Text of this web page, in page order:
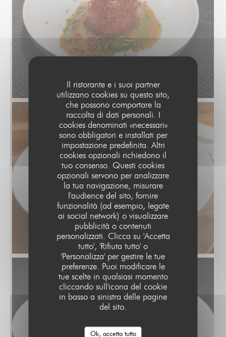
Il ristorante e i suoi partner
utilizzano cookies su questo sito,
che possono comportare la
raccolta di dati personali. I
cookies denominati «necessari»
sono obbligatori e installati per
impostazione predefinita. Altri
cookies opzionali richiedono il
tuo consenso. Questi cookies
opzionali servono per analizzare
la tua navigazione, misurare
l'audience del sito, fornire
funzionalità (ad esempio, legate
ai social network) o visualizzare
pubblicità o contenuti
personalizzati. Clicca su 'Accetta
tutto', 'Rifiuta tutto' o
'Personalizza' per gestire le tue
preferenze. Puoi modificare le
tue scelte in qualsiasi momento
cliccando sull'icona del cookie
in basso a sinistra delle pagine
del sito.
Ok, accetta tutto